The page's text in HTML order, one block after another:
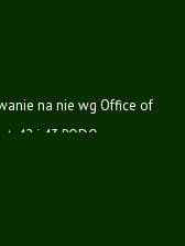
na nie wg Office of
42 i 43 RODO